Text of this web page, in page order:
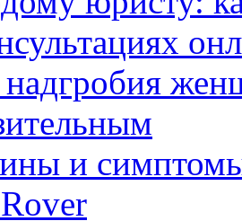
надгробия
и